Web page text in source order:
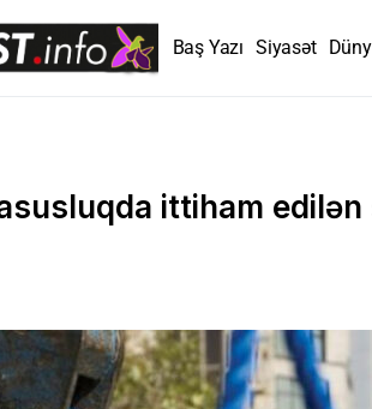
Baş Yazı Siyasət
ittiham edilən